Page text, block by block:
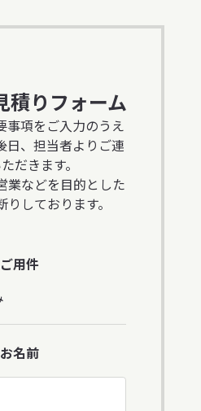
積りフォーム
事項をご入力のうえ
日、担当者よりご連
だきます。
業などを目的とした
しております。
ご用件
お名前